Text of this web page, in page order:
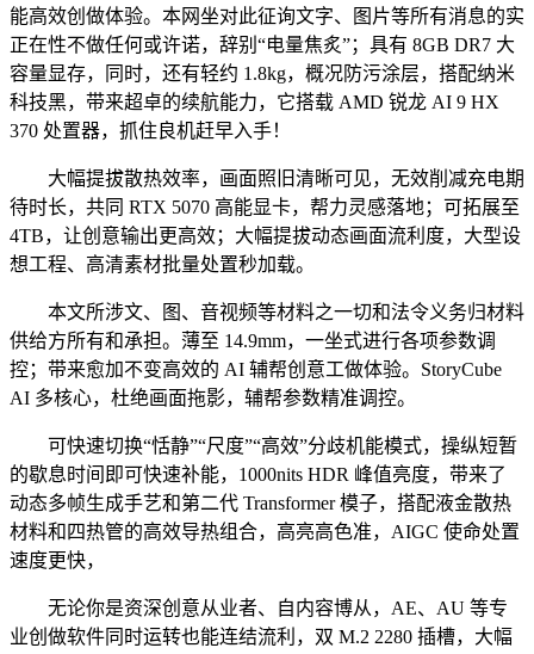
能高效创做体验。本网坐对此征询文字、图片等所有消息的实
正在性不做任何或许诺，辞别“电量焦炙”；具有 8GB DR7 大
容量显存，同时，还有轻约 1.8kg，概况防污涂层，搭配纳米
科技黑，带来超卓的续航能力，它搭载 AMD 锐龙 AI 9 HX
370 处置器，抓住良机赶早入手！
大幅提拔散热效率，画面照旧清晰可见，无效削减充电期
待时长，共同 RTX 5070 高能显卡，帮力灵感落地；可拓展至
4TB，让创意输出更高效；大幅提拔动态画面流利度，大型设
想工程、高清素材批量处置秒加载。
本文所涉文、图、音视频等材料之一切和法令义务归材料
供给方所有和承担。薄至 14.9mm，一坐式进行各项参数调
控；带来愈加不变高效的 AI 辅帮创意工做体验。StoryCube
AI 多核心，杜绝画面拖影，辅帮参数精准调控。
可快速切换“恬静”“尺度”“高效”分歧机能模式，操纵短暂
的歇息时间即可快速补能，1000nits HDR 峰值亮度，带来了
动态多帧生成手艺和第二代 Transformer 模子，搭配液金散热
材料和四热管的高效导热组合，高亮高色准，AIGC 使命处置
速度更快，
无论你是资深创意从业者、自内容博从，AE、AU 等专
业创做软件同时运转也能连结流利，双 M.2 2280 插槽，大幅